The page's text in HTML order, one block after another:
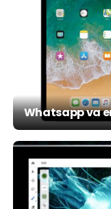
Whatsapp va